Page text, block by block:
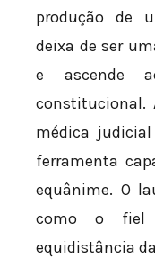
produção de
deixa de ser
e ascende
constitucional.
médica
ferramenta
equânime. O
como o fiel
equidistância